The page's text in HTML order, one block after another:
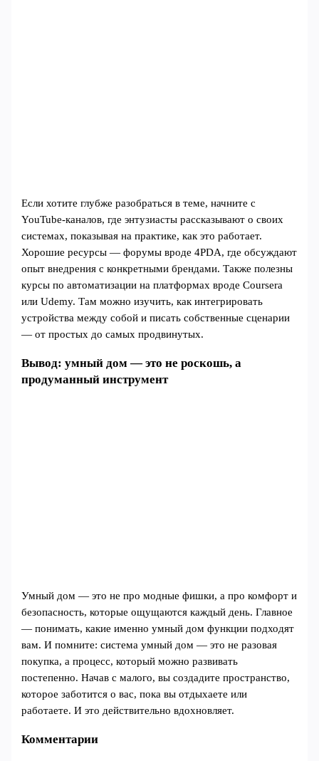
Если хотите глубже разобраться в теме, начните с
YouTube-каналов, где энтузиасты рассказывают о своих
системах, показывая на практике, как это работает.
Хорошие ресурсы — форумы вроде 4PDA, где обсуждают
опыт внедрения с конкретными брендами. Также полезны
курсы по автоматизации на платформах вроде Coursera
или Udemy. Там можно изучить, как интегрировать
устройства между собой и писать собственные сценарии
— от простых до самых продвинутых.
Вывод: умный дом — это не роскошь, а
продуманный инструмент
Умный дом — это не про модные фишки, а про комфорт и
безопасность, которые ощущаются каждый день. Главное
— понимать, какие именно умный дом функции подходят
вам. И помните: система умный дом — это не разовая
покупка, а процесс, который можно развивать
постепенно. Начав с малого, вы создадите пространство,
которое заботится о вас, пока вы отдыхаете или
работаете. И это действительно вдохновляет.
Комментарии